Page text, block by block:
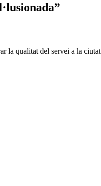
la qualitat del servei a la ciutat